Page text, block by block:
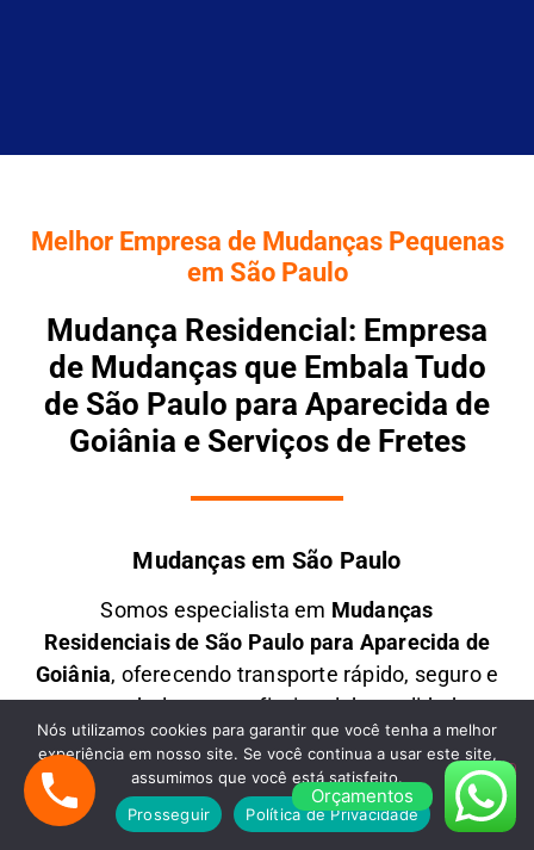
Melhor Empresa de Mudanças Pequenas
em São Paulo
Mudança Residencial: Empresa
de Mudanças que Embala Tudo
de São Paulo para Aparecida de
Goiânia e Serviços de Fretes
Mudanças em São Paulo
Somos especialista em Mudanças
Residenciaisde São Paulo para Aparecida de
Goiânia, oferecendo transporte rápido, seguro e
com embalagem profissional de qualidade.
Atendemos todas as regiões da capital e Grande
SP, garantindo pontualidade, cuidado extremo e
o melhor custo-benefício para mudanças de
todos os portes para qualquer Estado do Brasil.
Orçamentos
Nós utilizamos cookies para garantir que você tenha a melhor
experiência em nosso site. Se você continua a usar este site,
assumimos que você está satisfeito.
Prosseguir
Política de Privacidade